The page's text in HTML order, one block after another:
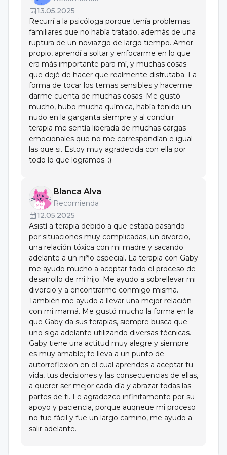
Universidad Marista de Guadalajara Centro SICAP
Diplomado en Psicoterapia Cognitivo Conductual
6 de Noviembre de 2021 al 28 de Mayo de 2022,
Número de horas - 120
Unidad de Atención Psicológica
Unidad de Atención Psicológica
Del 28 de octubre de 2022 al 3 de julio de 2023,
Número de horas - 865
13.05.2025
Recurrí a la psicóloga porque tenía problemas
familiares que no había tratado, además de una
ruptura de un noviazgo de largo tiempo. Amor
propio, aprendí a soltar y enfocarme en lo que
era más importante para mí, y muchas cosas
que dejé de hacer que realmente disfrutaba. La
forma de tocar los temas sensibles y hacerme
darme cuenta de muchas cosas. Me gustó
mucho, hubo mucha química, había tenido un
nudo en la garganta siempre y al concluir
terapia me sentía liberada de muchas cargas
emocionales que no me correspondían e igual
las que si. Estoy muy agradecida con ella por
todo lo que logramos. :)
Blanca Alva
Recomienda
12.05.2025
Asistí a terapia debido a que estaba pasando
por situaciones muy complicadas, un divorcio,
una relación tóxica con mi madre y sacando
adelante a un niño especial. La terapia con Gaby
me ayudo mucho a aceptar todo el proceso de
desarrollo de mi hijo. Me ayudo a sobrellevar mi
divorcio y a encontrarme conmigo misma.
También me ayudo a llevar una mejor relación
con mi mamá. Me gustó mucho la forma en la
que Gaby da sus terapias, siempre busca que
uno siga adelante utilizando diversas técnicas.
Gaby tiene una actitud muy alegre y siempre
es muy amable; te lleva a un punto de
autorreflexion en el cual aprendes a aceptar tu
vida, tus decisiones y las consecuencias de ellas,
a querer ser mejor cada día y abrazar todas las
partes de ti. Le agradezco infinitamente por su
apoyo y paciencia, porque auqneue mi proceso
no fue fácil y fue un largo camino, me ayudo a
salir adelante.